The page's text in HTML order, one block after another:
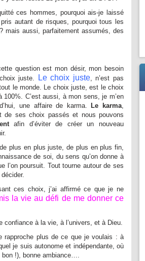
ces hommes, pourquoi ais-je laissé
autant de risques, pourquoi tous les
mais aussi, parfaitement assumés, des
question est mon désir, mon besoin
juste.
Le choix juste, n’est pas
le monde. Le choix juste, est le choix
100%. C’est aussi, à mon sens, je m’en
une affaire de karma.
Le karma,
de ses choix passés et nous pouvons
afin d’éviter de créer un nouveau
plus en plus juste, de plus en plus fin,
de soi, du sens qu’on donne à
l’on poursuit. Tout tourne autour de ses
ces choix, j’ai affirmé ce que je ne
la vie au défi de me donnerce
confiance à la vie, à l’univers, et à Dieu.
rapproche plus de ce que je voulais : à
je suis autonome et indépendante, où
bon !), bonne ambiance….